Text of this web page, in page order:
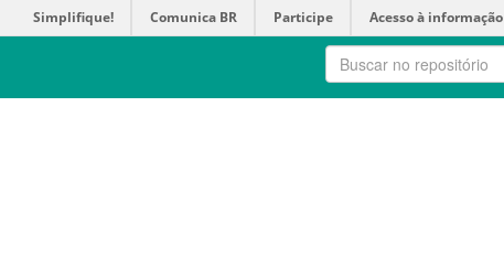
Simplifique! Comunica BR Participe Acesso à informação